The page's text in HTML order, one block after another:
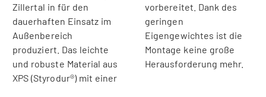
Zillertal in für den
dauerhaften Einsatz im
Außenbereich
produziert. Das leichte
und robuste Material aus
XPS (Styrodur®) mit einer
vorbereitet. Dank des
geringen
Eigengewichtes ist die
Montage keine große
Herausforderung mehr.